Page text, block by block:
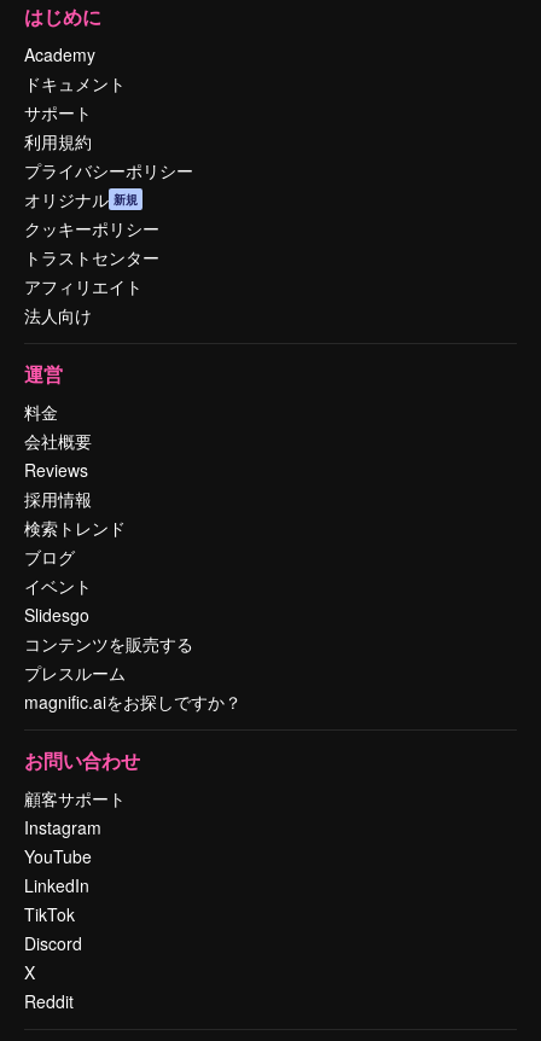
はじめに
Academy
ドキュメント
サポート
利用規約
プライバシーポリシー
オリジナル 新規
クッキーポリシー
トラストセンター
アフィリエイト
法人向け
運営
料金
会社概要
Reviews
採用情報
検索トレンド
ブログ
イベント
Slidesgo
コンテンツを販売する
プレスルーム
magnific.aiをお探しですか？
お問い合わせ
顧客サポート
Instagram
YouTube
LinkedIn
TikTok
Discord
X
Reddit